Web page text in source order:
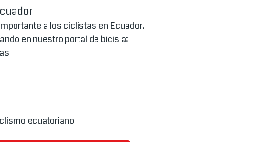
a los ciclistas en Ecuador.
en nuestro portal de bicis a:
ecuatoriano